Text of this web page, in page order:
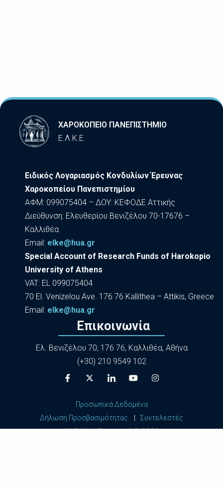
ΧΑΡΟΚΟΠΕΙΟ ΠΑΝΕΠΙΣΤΗΜΙΟ
Ε.Λ.Κ.Ε.
Ειδικός Λογαριασμός Κονδυλίων Έρευνας
Χαροκοπείου Πανεπιστημίου
ΑΦΜ: 099075404 – ΔΟΥ: ΚΕΦΟΔΕ Αττικής
Διεύθυνση: Ελευθερίου Βενιζέλου 70-17676 –
Καλλιθέα
Εmail: elke@hua.gr
Special Account of Research Funds of Harokopio
University of Athens
VAT: EL 099075404
70 El. Venizelou Ave. 176 76 Kallithea – Attikis, Greece
Εmail: elke@hua.gr
Επικοινωνία
Ελ. Βενιζέλου 70, 176 76, Καλλιθέα, Αθήνα
(+30) 210 9549 102
Προσωπικά Δεδομένα
Δήλωση Προσβασιμότητας
Συντελεστές
All Rights Reserved ©2026